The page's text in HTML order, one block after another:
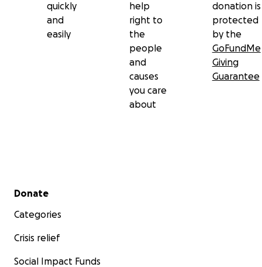
quickly
and
easily
help
right to
the
people
and
causes
you care
about
donation is
protected
by the
GoFundMe
Giving
Guarantee
Secondary menu
Donate
Categories
Crisis relief
Social Impact Funds